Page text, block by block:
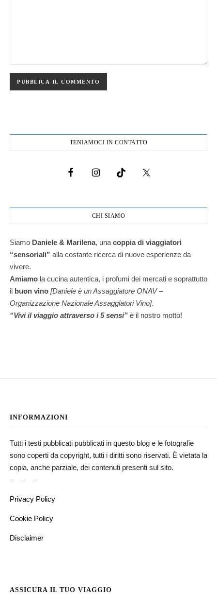
TENIAMOCI IN CONTATTO
CHI SIAMO
Siamo Daniele & Marilena, una coppia di viaggiatori
“sensoriali” alla costante ricerca di nuove esperienze da
vivere.
Amiamo la cucina autentica, i profumi dei mercati e soprattutto
il buon vino [Daniele è un Assaggiatore ONAV –
Organizzazione Nazionale Assaggiatori Vino].
“Vivi il viaggio attraverso i 5 sensi” è il nostro motto!
INFORMAZIONI
Tutti i testi pubblicati pubblicati in questo blog e le fotografie
sono coperti da copyright, tutti i diritti sono riservati. È vietata la
copia, anche parziale, dei contenuti presenti sul sito.
– – – – –
Privacy Policy
Cookie Policy
Disclaimer
ASSICURA IL TUO VIAGGIO